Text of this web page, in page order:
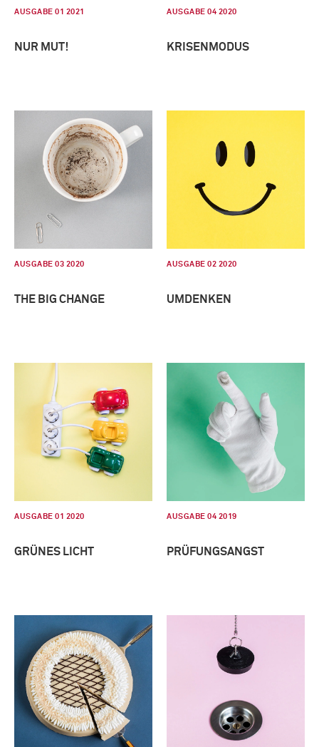
AUSGABE 01 2021
NUR MUT!
AUSGABE 04 2020
KRISENMODUS
AUSGABE 03 2020
THE BIG CHANGE
AUSGABE 02 2020
UMDENKEN
AUSGABE 01 2020
GRÜNES LICHT
AUSGABE 04 2019
PRÜFUNGSANGST